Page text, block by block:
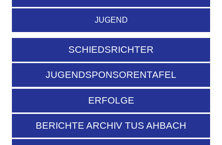
JUGEND
SCHIEDSRICHTER
JUGENDSPONSORENTAFEL
ERFOLGE
BERICHTE ARCHIV TUS AHBACH